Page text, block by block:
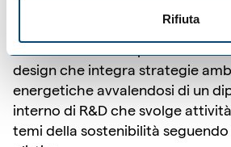
Rifiuta
design che integra strategie
energetiche avvalendosi di un
interno di R&D che svolge
temi della sostenibilità